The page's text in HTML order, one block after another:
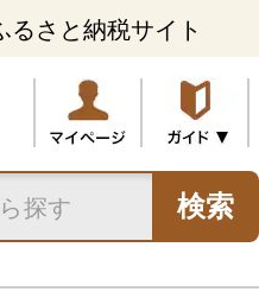
さと納税サイト
検索